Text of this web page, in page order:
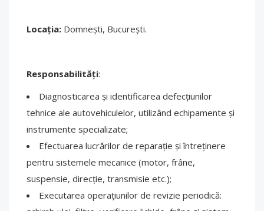
Locația: Domnești, București.
Responsabilități:
Diagnosticarea și identificarea defecțiunilor
tehnice ale autovehiculelor, utilizând echipamente și
instrumente specializate;
Efectuarea lucrărilor de reparație și întreținere
pentru sistemele mecanice (motor, frâne,
suspensie, direcție, transmisie etc.);
Executarea operațiunilor de revizie periodică: